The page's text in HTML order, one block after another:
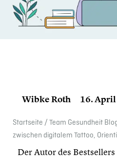
Wibke Roth 16.
Start­seite / Team Gesund­heit
zwischen digitalem Tattoo,
Der Autor des